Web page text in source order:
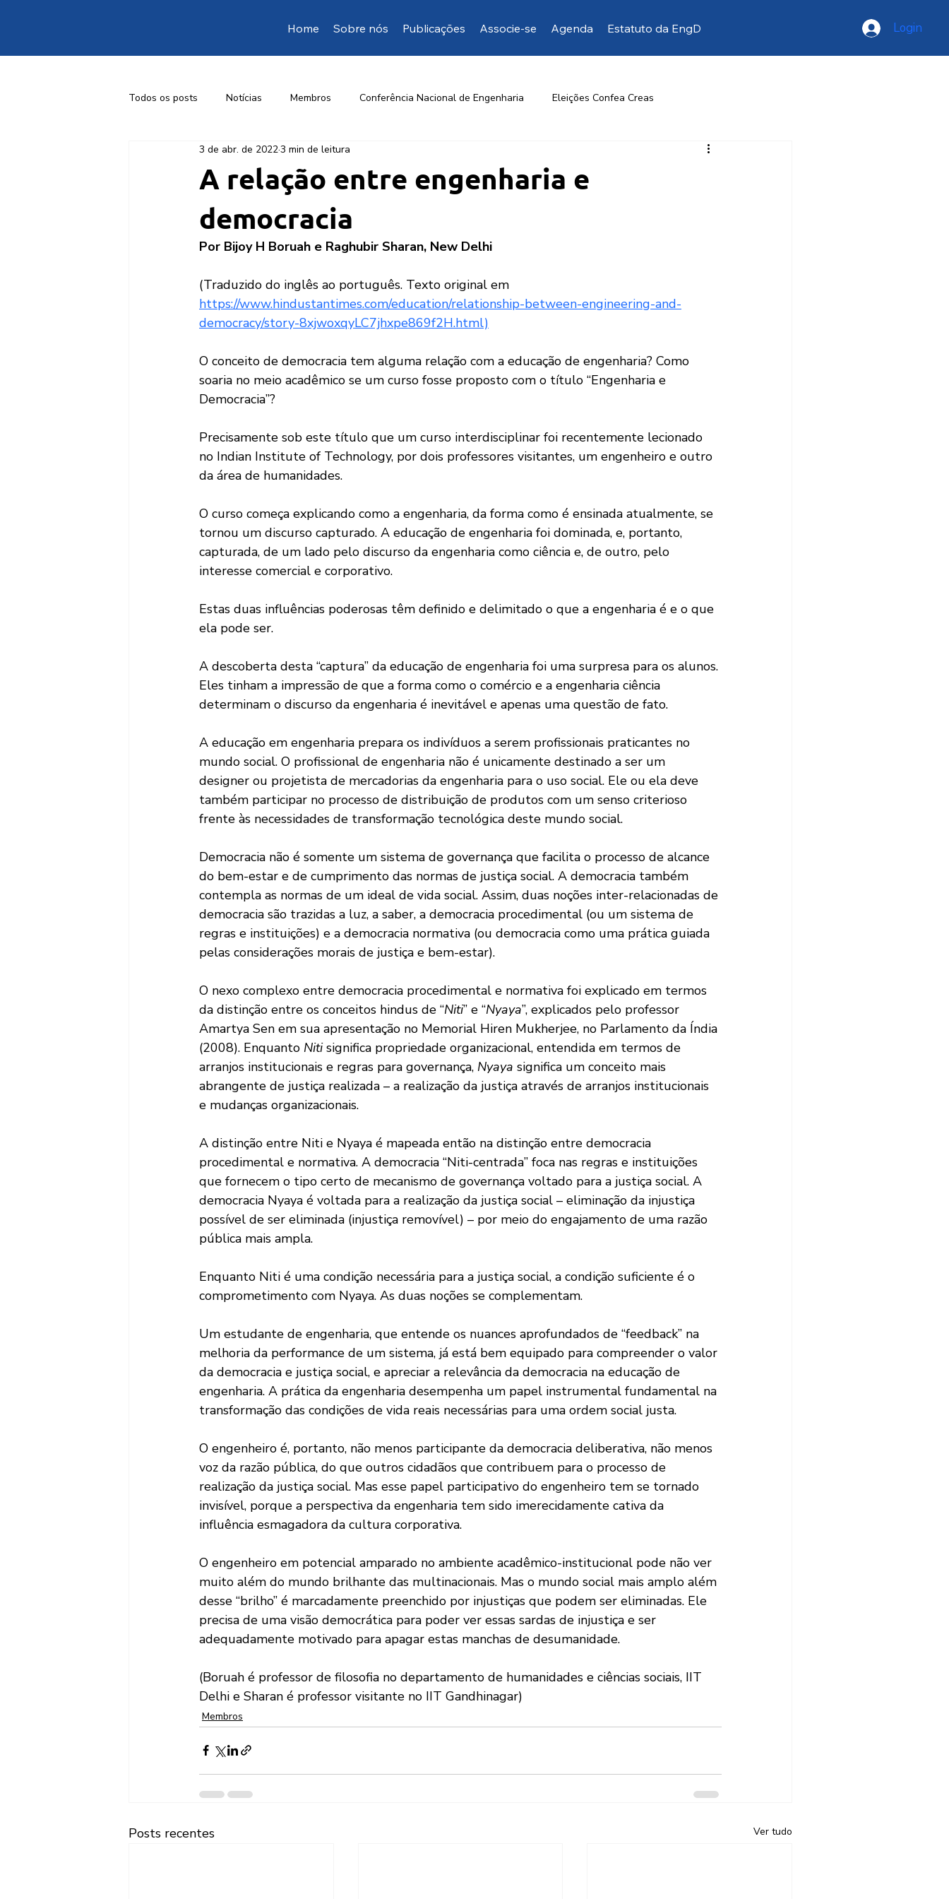
Home Sobre nós Publicações Associe-se Agenda Estatuto da EngD Login
Todos os posts Notícias Membros Conferência Nacional de Engenharia Eleições Confea Creas
1ª Conferência Livre de Engenharia Opinião da EngD Opinião
A relação entre engenharia e
democracia
3 de abr. de 20223 min de leitura
Por Bijoy H Boruah e Raghubir Sharan, New Delhi
(Traduzido do inglês ao português. Texto original em
https://www.hindustantimes.com/education/relationship-between-engineering-and-
democracy/story-8xjwoxqyLC7jhxpe869f2H.html)
O conceito de democracia tem alguma relação com a educação de engenharia? Como
soaria no meio acadêmico se um curso fosse proposto com o título “Engenharia e
Democracia”?
Precisamente sob este título que um curso interdisciplinar foi recentemente lecionado
no Indian Institute of Technology, por dois professores visitantes, um engenheiro e outro
da área de humanidades.
O curso começa explicando como a engenharia, da forma como é ensinada atualmente, se
tornou um discurso capturado. A educação de engenharia foi dominada, e, portanto,
capturada, de um lado pelo discurso da engenharia como ciência e, de outro, pelo
interesse comercial e corporativo.
Estas duas influências poderosas têm definido e delimitado o que a engenharia é e o que
ela pode ser.
A descoberta desta “captura” da educação de engenharia foi uma surpresa para os alunos.
Eles tinham a impressão de que a forma como o comércio e a engenharia ciência
determinam o discurso da engenharia é inevitável e apenas uma questão de fato.
A educação em engenharia prepara os indivíduos a serem profissionais praticantes no
mundo social. O profissional de engenharia não é unicamente destinado a ser um
designer ou projetista de mercadorias da engenharia para o uso social. Ele ou ela deve
também participar no processo de distribuição de produtos com um senso criterioso
frente às necessidades de transformação tecnológica deste mundo social.
Democracia não é somente um sistema de governança que facilita o processo de alcance
do bem-estar e de cumprimento das normas de justiça social. A democracia também
contempla as normas de um ideal de vida social. Assim, duas noções inter-relacionadas de
democracia são trazidas a luz, a saber, a democracia procedimental (ou um sistema de
regras e instituições) e a democracia normativa (ou democracia como uma prática guiada
pelas considerações morais de justiça e bem-estar).
O nexo complexo entre democracia procedimental e normativa foi explicado em termos
da distinção entre os conceitos hindus de “Niti” e “Nyaya”, explicados pelo professor
Amartya Sen em sua apresentação no Memorial Hiren Mukherjee, no Parlamento da Índia
(2008). Enquanto Niti significa propriedade organizacional, entendida em termos de
arranjos institucionais e regras para governança, Nyaya significa um conceito mais
abrangente de justiça realizada – a realização da justiça através de arranjos institucionais
e mudanças organizacionais.
A distinção entre Niti e Nyaya é mapeada então na distinção entre democracia
procedimental e normativa. A democracia “Niti-centrada” foca nas regras e instituições
que fornecem o tipo certo de mecanismo de governança voltado para a justiça social. A
democracia Nyaya é voltada para a realização da justiça social – eliminação da injustiça
possível de ser eliminada (injustiça removível) – por meio do engajamento de uma razão
pública mais ampla.
Enquanto Niti é uma condição necessária para a justiça social, a condição suficiente é o
comprometimento com Nyaya. As duas noções se complementam.
Um estudante de engenharia, que entende os nuances aprofundados de “feedback” na
melhoria da performance de um sistema, já está bem equipado para compreender o valor
da democracia e justiça social, e apreciar a relevância da democracia na educação de
engenharia. A prática da engenharia desempenha um papel instrumental fundamental na
transformação das condições de vida reais necessárias para uma ordem social justa.
O engenheiro é, portanto, não menos participante da democracia deliberativa, não menos
voz da razão pública, do que outros cidadãos que contribuem para o processo de
realização da justiça social. Mas esse papel participativo do engenheiro tem se tornado
invisível, porque a perspectiva da engenharia tem sido imerecidamente cativa da
influência esmagadora da cultura corporativa.
O engenheiro em potencial amparado no ambiente acadêmico-institucional pode não ver
muito além do mundo brilhante das multinacionais. Mas o mundo social mais amplo além
desse “brilho” é marcadamente preenchido por injustiças que podem ser eliminadas. Ele
precisa de uma visão democrática para poder ver essas sardas de injustiça e ser
adequadamente motivado para apagar estas manchas de desumanidade.
(Boruah é professor de filosofia no departamento de humanidades e ciências sociais, IIT
Delhi e Sharan é professor visitante no IIT Gandhinagar)
Membros
Posts recentes Ver tudo